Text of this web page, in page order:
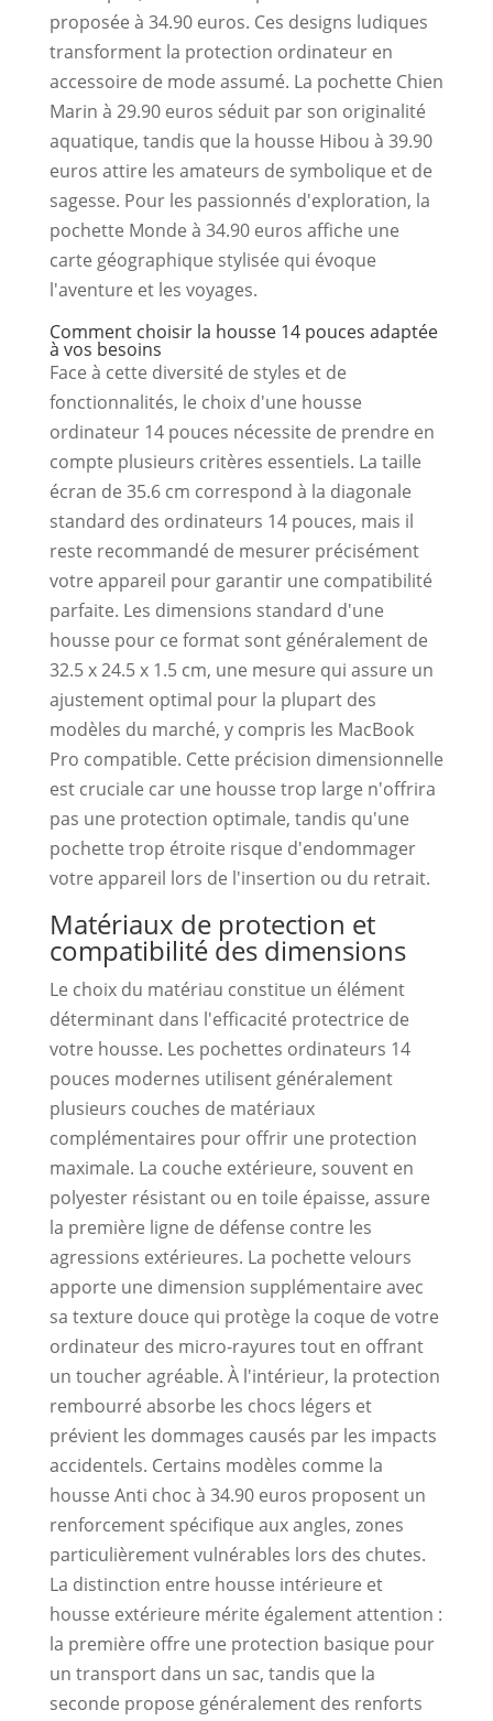
proposée à 34.90 euros. Ces designs ludiques
transforment la protection ordinateur en
accessoire de mode assumé. La pochette Chien
Marin à 29.90 euros séduit par son originalité
aquatique, tandis que la housse Hibou à 39.90
euros attire les amateurs de symbolique et de
sagesse. Pour les passionnés d'exploration, la
pochette Monde à 34.90 euros affiche une
carte géographique stylisée qui évoque
l'aventure et les voyages.
Comment choisir la housse 14 pouces adaptée
à vos besoins
Face à cette diversité de styles et de
fonctionnalités, le choix d'une housse
ordinateur 14 pouces nécessite de prendre en
compte plusieurs critères essentiels. La taille
écran de 35.6 cm correspond à la diagonale
standard des ordinateurs 14 pouces, mais il
reste recommandé de mesurer précisément
votre appareil pour garantir une compatibilité
parfaite. Les dimensions standard d'une
housse pour ce format sont généralement de
32.5 x 24.5 x 1.5 cm, une mesure qui assure un
ajustement optimal pour la plupart des
modèles du marché, y compris les MacBook
Pro compatible. Cette précision dimensionnelle
est cruciale car une housse trop large n'offrira
pas une protection optimale, tandis qu'une
pochette trop étroite risque d'endommager
votre appareil lors de l'insertion ou du retrait.
Matériaux de protection et
compatibilité des dimensions
Le choix du matériau constitue un élément
déterminant dans l'efficacité protectrice de
votre housse. Les pochettes ordinateurs 14
pouces modernes utilisent généralement
plusieurs couches de matériaux
complémentaires pour offrir une protection
maximale. La couche extérieure, souvent en
polyester résistant ou en toile épaisse, assure
la première ligne de défense contre les
agressions extérieures. La pochette velours
apporte une dimension supplémentaire avec
sa texture douce qui protège la coque de votre
ordinateur des micro-rayures tout en offrant
un toucher agréable. À l'intérieur, la protection
rembourré absorbe les chocs légers et
prévient les dommages causés par les impacts
accidentels. Certains modèles comme la
housse Anti choc à 34.90 euros proposent un
renforcement spécifique aux angles, zones
particulièrement vulnérables lors des chutes.
La distinction entre housse intérieure et
housse extérieure mérite également attention :
la première offre une protection basique pour
un transport dans un sac, tandis que la
seconde propose généralement des renforts